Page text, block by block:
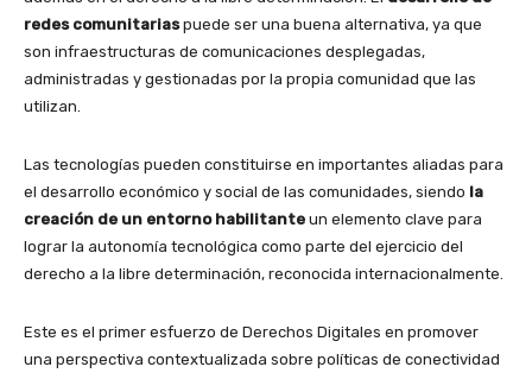
redes comunitariaspuede ser una buena alternativa, ya que
son infraestructuras de comunicaciones desplegadas,
administradas y gestionadas por la propia comunidad que las
utilizan.
Las tecnologías pueden constituirse en importantes aliadas para
el desarrollo económico y social de las comunidades, siendo la
creación de un entorno habilitante un elemento clave para
lograr la autonomía tecnológica como parte del ejercicio del
derecho a la libre determinación, reconocida internacionalmente.
Este es el primer esfuerzo de Derechos Digitales en promover
una perspectiva contextualizada sobre políticas de conectividad